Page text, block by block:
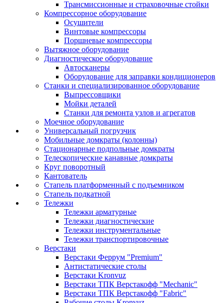
Трансмиссионные и страховочные стойки
Компрессорное оборудование
Осушители
Винтовые компрессоры
Поршневые компрессоры
Вытяжное оборудование
Диагностическое оборудование
Автосканеры
Оборудование для заправки кондиционеров
Станки и специализированное оборудование
Выпрессовщики
Мойки деталей
Станки для ремонта узлов и агрегатов
Моечное оборудование
Универсальный погрузчик
Мобильные домкраты (колонны)
Стационарные подпольные домкраты
Телескопические канавные домкраты
Круг поворотный
Кантователь
Стапель платформенный с подъемником
Стапель подкатной
Тележки
Тележки арматурные
Тележки диагностические
Тележки инструментальные
Тележки транспортировочные
Верстаки
Верстаки Феррум "Premium"
Антистатические столы
Верстаки Kronvuz
Верстаки ТПК Верстакофф "Mechanic"
Верстаки ТПК Верстакофф "Fabric"